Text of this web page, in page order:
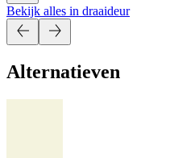
Bekijk alles in draaideur
Alternatieven